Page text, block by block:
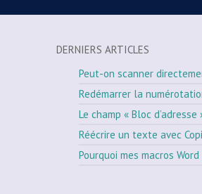
DERNIERS ARTICLES
Peut-on scanner
Redémarrer la
Le champ « Bloc
Réécrire un texte avec
Pourquoi mes macros